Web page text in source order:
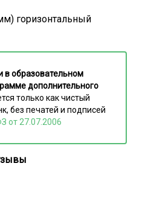
горизонтальный
в образовательном
дополнительного
только как чистый
без печатей и подписей
от 27.07.2006